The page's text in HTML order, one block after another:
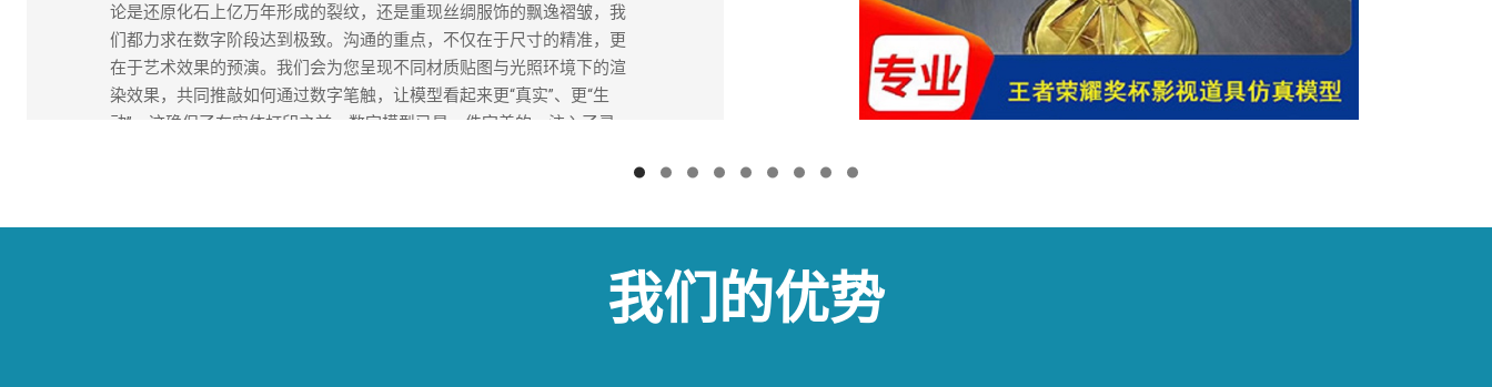
论是还原化石上亿万年形成的裂纹，还是重现丝绸服饰的飘逸褶皱，我
们都力求在数字阶段达到极致。沟通的重点，不仅在于尺寸的精准，更
在于艺术效果的预演。我们会为您呈现不同材质贴图与光照环境下的渲
染效果，共同推敲如何通过数字笔触，让模型看起来更“真实”、更“生
动”。这确保了在实体打印之前，数字模型已是一件完美的、注入了灵
量”承诺的最终兑现。我们采用精工细作的模式，苛刻地筛选与原型质
工具进行手工打磨和纹理加深，消除任何打印痕迹；涂装师则采用源自
模型艺术的高级技法，进行多层手绘、渍洗、干扫与粉彩处理，逼真再我们的优势